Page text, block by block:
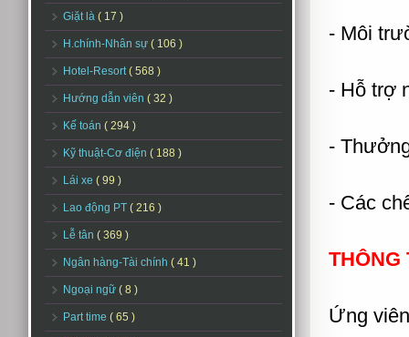
Giặt là ( 17 )
H.chính-Nhân sự ( 106 )
Hotel-Resort( 568 )
Hướng dẫn viên ( 32 )
Kế toán ( 294 )
Kỹ thuật-Cơ điện ( 188 )
Lái xe ( 99 )
Lao động PT ( 216 )
Lễ tân ( 369 )
Ngân hàng-Tài chính ( 41 )
Ngoại ngữ ( 8 )
Part time ( 65 )
- Môi
- Hỗ trợ
-
- Các
THÔNG
Ứng